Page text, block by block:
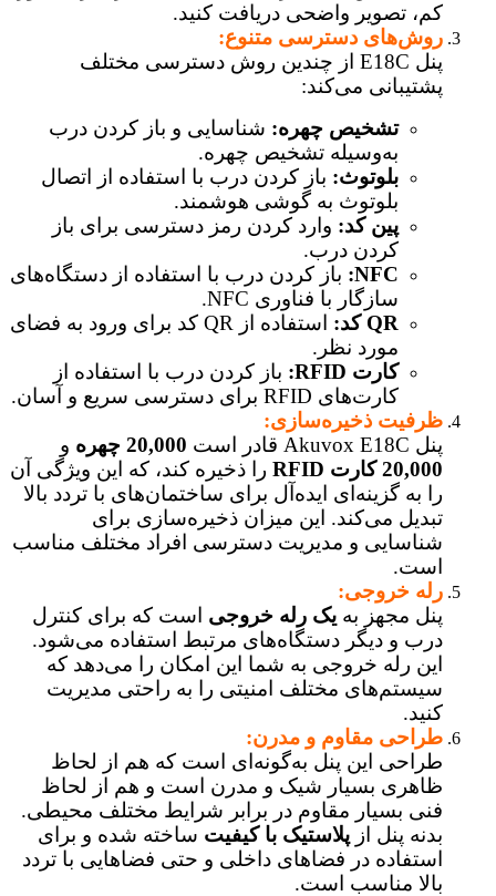
کم، تصویر واضحی دریافت کنید.
روش‌های دسترسی متنوع:
پنل E18C از چندین روش دسترسی مختلف
پشتیبانی می‌کند:
تشخیص چهره: شناسایی و باز کردن درب
به‌وسیله تشخیص چهره.
بلوتوث: باز کردن درب با استفاده از اتصال
بلوتوث به گوشی هوشمند.
پین کد: وارد کردن رمز دسترسی برای باز
کردن درب.
NFC: باز کردن درب با استفاده از دستگاه‌های
سازگار با فناوری NFC.
QR کد:
استفاده از QR کد برای ورود به فضای
مورد نظر.
کارت RFID:
باز کردن درب با استفاده از
کارت‌های RFID برای دسترسی سریع و آسان.
ظرفیت ذخیره‌سازی:
پنل Akuvox E18C قادر است
20,000 چهره
و
20,000 کارت RFID
را ذخیره کند، که این ویژگی آن
را به گزینه‌ای ایده‌آل برای ساختمان‌های با تردد بالا
تبدیل می‌کند. این میزان ذخیره‌سازی برای
شناسایی و مدیریت دسترسی افراد مختلف مناسب
است.
رله خروجی:
پنل مجهز به یک رله خروجی است که برای کنترل
درب و دیگر دستگاه‌های مرتبط استفاده می‌شود.
این رله خروجی به شما این امکان را می‌دهد که
سیستم‌های مختلف امنیتی را به راحتی مدیریت
کنید.
طراحی مقاوم و مدرن:
طراحی این پنل به‌گونه‌ای است که هم از لحاظ
ظاهری بسیار شیک و مدرن است و هم از لحاظ
فنی بسیار مقاوم در برابر شرایط مختلف محیطی.
بدنه پنل از پلاستیک با کیفیت ساخته شده و برای
استفاده در فضاهای داخلی و حتی فضاهایی با تردد
بالا مناسب است.